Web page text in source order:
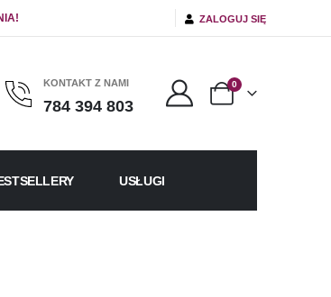
ZALOGUJ SIĘ
KONTAKT Z NAMI
784 394 803
0
USŁUGI